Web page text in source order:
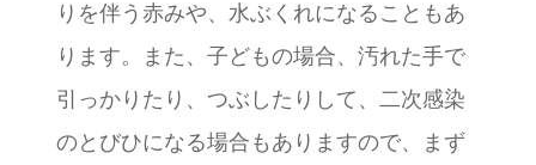
りを伴う赤みや、水ぶくれになることもあ
ります。また、子どもの場合、汚れた手で
引っかりたり、つぶしたりして、二次感染
のとびひになる場合もありますので、まず